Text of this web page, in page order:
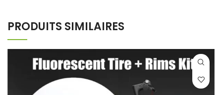
PRODUITS SIMILAIRES